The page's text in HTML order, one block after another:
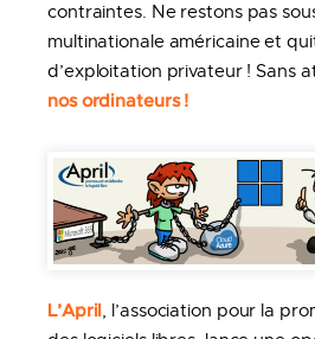
contraintes. Ne restons pas
multinationale américaine et
d’exploitation privateur ! Sans
nos ordinateurs !
L’April, l’association pour la